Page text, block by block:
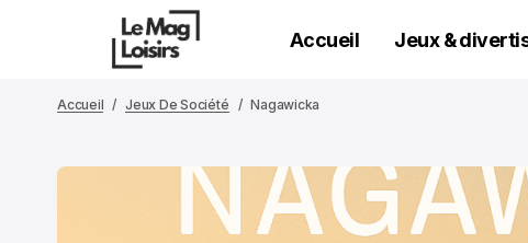
Accueil Jeux &
Accueil Jeux De Société Nagawicka